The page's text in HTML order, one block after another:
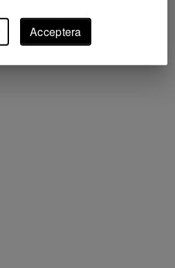
Acceptera